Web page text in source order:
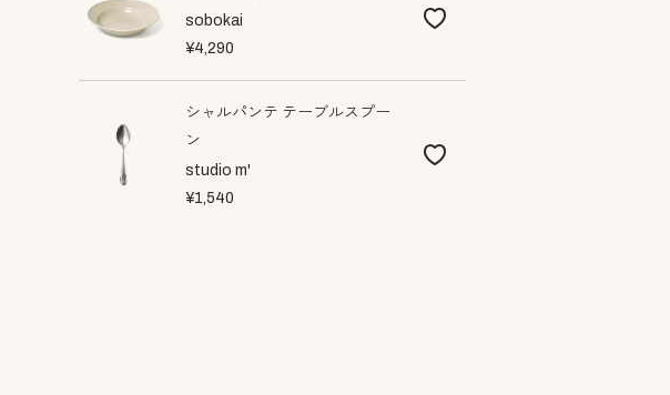
sobokai
¥4,290
シャルパンテ テーブルスプー
ン
studio m'
¥1,540